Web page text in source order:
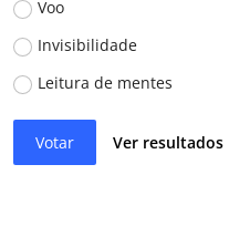
Voo
Invisibilidade
Leitura de mentes
Votar Ver resultados